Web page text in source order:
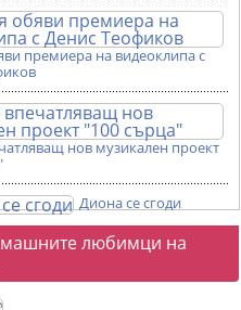
премиера на видеоклипа с
нов музикален проект
Диона се сгоди
любимци на